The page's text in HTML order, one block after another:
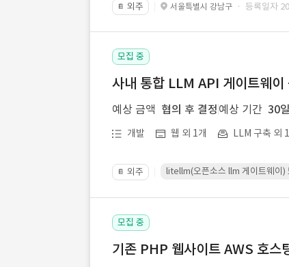
📔 외주 서울특별시 강남구 · 등록일자
모집 중
사내 통합 LLM API 게이트웨이
예상 금액 협의 후 결정 예상 기간 30일
개발 웹 외 1개 LLM 구축 외
📔 외주 litellm(오픈소스 llm 게이트웨이)
모집 중
기존 PHP 웹사이트 AWS 호스